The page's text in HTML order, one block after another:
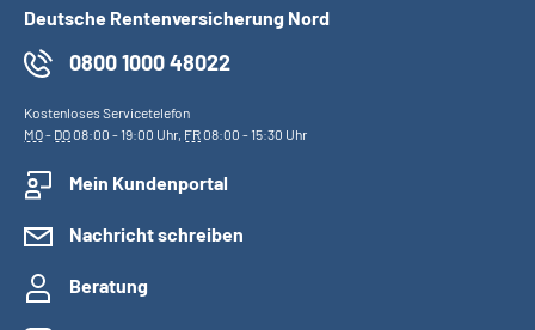
Deutsche Rentenversicherung Nord
0800 1000 48022
Kostenloses Servicetelefon
MO- DO08:00 - 19:00 Uhr, FR08:00 - 15:30 Uhr
Mein Kundenportal
Nachricht schreiben
Beratung